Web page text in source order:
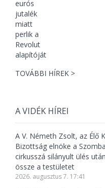
TOVÁBBI HÍREK >
A VIDÉK HÍREI
A V. Németh Zsolt, az Élő
Bizottság elnöke a
cirkusszá silányult ülés
össze a testületet
2026. augusztus 7. 17:41